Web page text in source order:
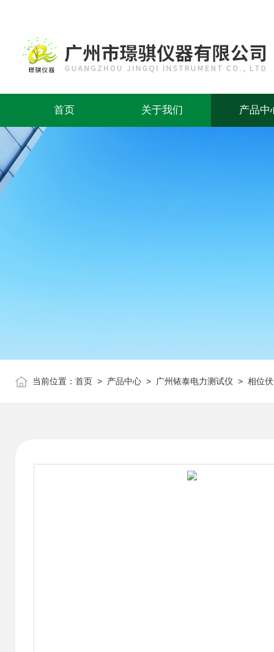
首页 关于我们 产品中
当前位置： 首页 > 产品中心 > 广州铱泰电力测试仪 > 相位